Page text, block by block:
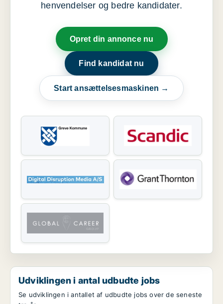
henvendelser og bedre kandidater.
Opret din annonce nu
Find kandidat nu
Start ansættelsesmaskinen →
Udviklingen i antal udbudte jobs
Se udviklingen i antallet af udbudte jobs over de seneste